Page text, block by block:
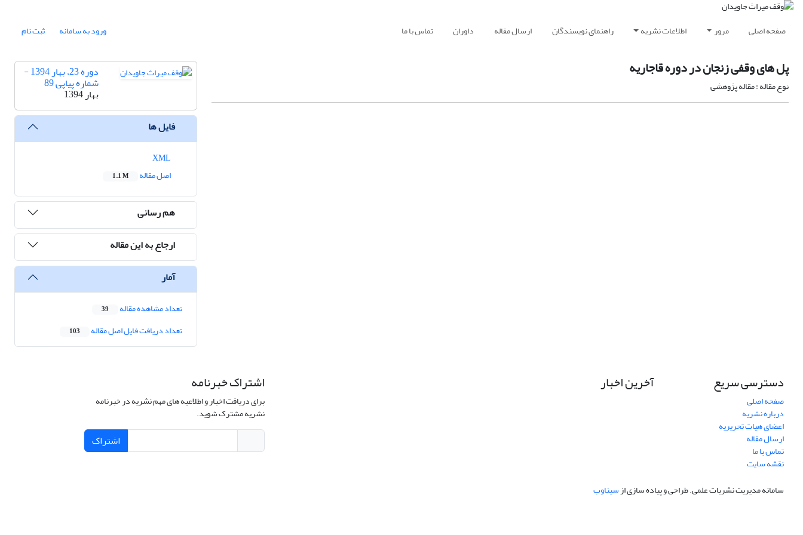
صفحه اصلی مرور اطلاعات نشریه راهنمای نویسندگان ارسال مقاله داوران تماس با ما ورود به سامانه ثبت نام
پل های وقفی زنجان در دوره قاجاریه
نوع مقاله : مقاله پژوهشی
دوره 23، بهار 1394 -
شماره پیاپی 89
بهار 1394
فایل ها
اصل مقاله
1.1 M
هم رسانی
ارجاع به این مقاله
آمار
تعداد مشاهده مقاله 39
تعداد دریافت فایل اصل مقاله 103
دسترسی سریع
صفحه اصلی
درباره نشریه
اعضای هیات تحریریه
ارسال مقاله
تماس با ما
نقشه سایت
آخرین اخبار اشتراک خبرنامه
برای دریافت اخبار و اطلاعیه های مهم نشریه در خبرنامه
نشریه مشترک شوید.
اشتراک
سامانه مدیریت نشریات علمی.طراحی و پیاده سازی ازسیناوب